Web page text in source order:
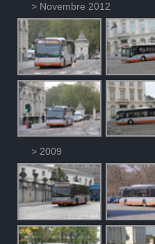
> Novembre 2012
> 2009